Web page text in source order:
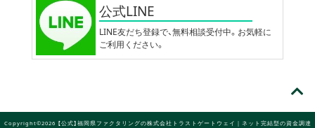
公式LINE
LINE友だち登録で、無料相談受付中。お気軽に
ご利用ください。
Copyright©2026 【公式】福岡県ファクタリングの株式会社トラストゲートウェイ｜ネット完結型の資金調達